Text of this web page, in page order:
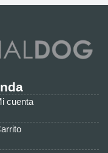
cuenta